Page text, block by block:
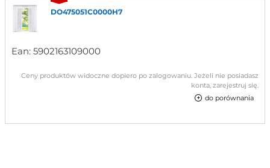
DO475051C0000H7
Ean: 5902163109000
Ceny produktów widoczne dopiero po zalogowaniu. Jeżeli nie posiadasz
konta, zarejestruj się.
do porównania